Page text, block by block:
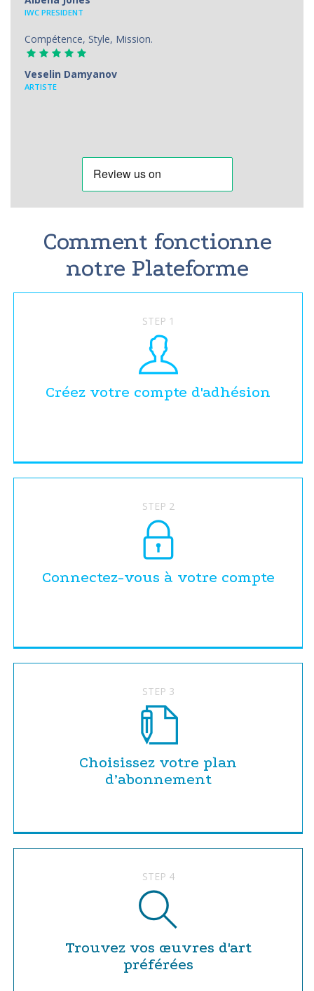
IWC PRESIDENT
Compétence, Style, Mission.
Veselin Damyanov
ARTISTE
Comment fonctionne
notre Plateforme
STEP 1
Créez votre compte d'adhésion
STEP 2
Connectez-vous à votre compte
STEP 3
Choisissez votre plan
d’abonnement
STEP 4
Trouvez vos œuvres d'art
préférées